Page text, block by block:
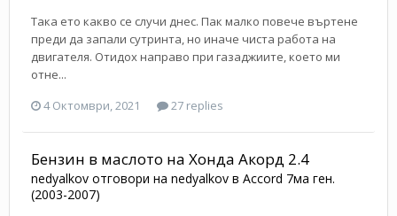
Така ето какво се случи днес. Пак малко повече въртене
преди да запали сутринта, но иначе чиста работа на
двигателя. Отидох направо при газаджиите, което ми
отне...
4 Октомври, 2021
27 replies
Бензин в маслото на Хонда Акорд 2.4
nedyalkov отговори на nedyalkov в Accord 7ма ген.
(2003-2007)